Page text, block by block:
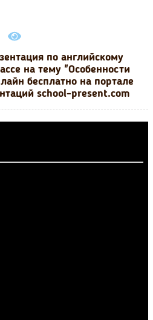
по английскому
на тему "Особенности
бесплатно на портале
school-present.com